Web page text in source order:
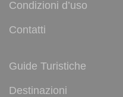
Condizioni d’uso
Contatti
Guide Turistiche
Destinazioni